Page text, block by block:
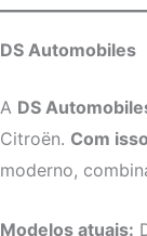
DS Automobiles
A DS
Citroën. Com isso
moderno,
Modelos atuais: